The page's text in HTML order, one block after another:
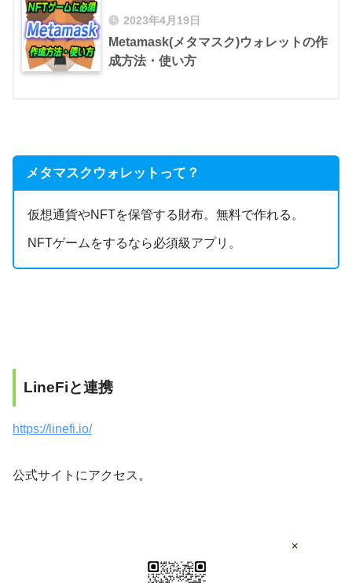
2023年4月19日
Metamask(メタマスク)ウォレットの作
成方法・使い方
メタマスクウォレットって？
仮想通貨やNFTを保管する財布。無料で作れる。
NFTゲームをするなら必須級アプリ。
LineFiと連携
https://linefi.io/
公式サイトにアクセス。